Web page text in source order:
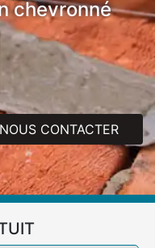
chevronné
NOUS CONTACTER